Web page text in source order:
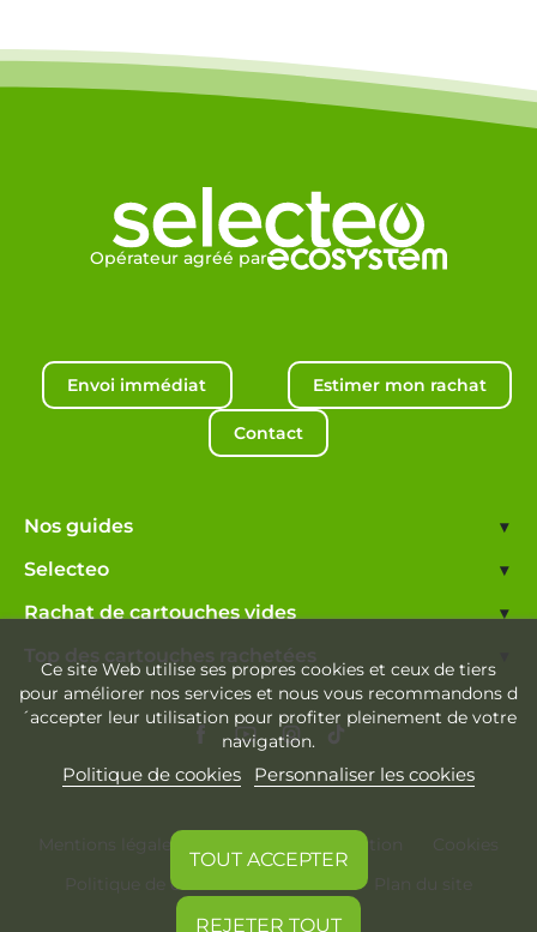
Opérateur agréé par
Envoi immédiat Estimer mon rachat
Contact
Nos guides ▾
Selecteo ▾
Rachat de cartouches vides ▾
Top des cartouches rachetées
Ce site Web utilise ses propres cookies et ceux de tiers
pour améliorer nos services et nous vous recommandons d
´accepter leur utilisation pour profiter pleinement de votre
navigation.
Politique de cookies Personnaliser les cookies
REJETER TOUT
TOUT ACCEPTER
Mentions légales Conditions d'utilisation
Cookies
Politique de confidentialité
Plan du site